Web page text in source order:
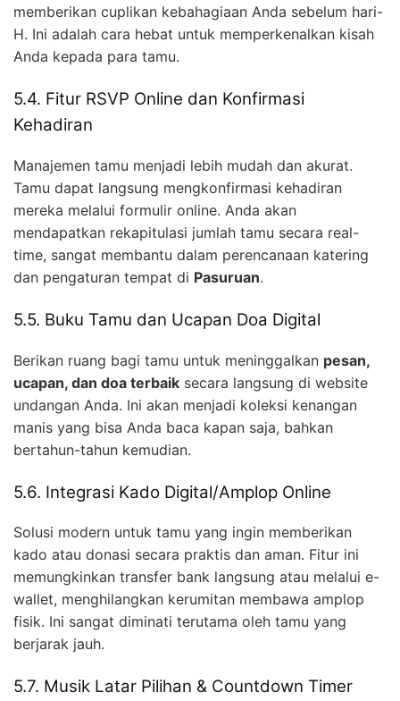
memberikan cuplikan kebahagiaan Anda sebelum hari-
H. Ini adalah cara hebat untuk memperkenalkan kisah
Anda kepada para tamu.
5.4. Fitur RSVP Online dan Konfirmasi
Kehadiran
Manajemen tamu menjadi lebih mudah dan akurat.
Tamu dapat langsung mengkonfirmasi kehadiran
mereka melalui formulir online. Anda akan
mendapatkan rekapitulasi jumlah tamu secara real-
time, sangat membantu dalam perencanaan katering
dan pengaturan tempat di Pasuruan.
5.5. Buku Tamu dan Ucapan Doa Digital
Berikan ruang bagi tamu untuk meninggalkan pesan,
ucapan, dan doa terbaik secara langsung di website
undangan Anda. Ini akan menjadi koleksi kenangan
manis yang bisa Anda baca kapan saja, bahkan
bertahun-tahun kemudian.
5.6. Integrasi Kado Digital/Amplop Online
Solusi modern untuk tamu yang ingin memberikan
kado atau donasi secara praktis dan aman. Fitur ini
memungkinkan transfer bank langsung atau melalui e-
wallet, menghilangkan kerumitan membawa amplop
fisik. Ini sangat diminati terutama oleh tamu yang
berjarak jauh.
5.7. Musik Latar Pilihan & Countdown Timer